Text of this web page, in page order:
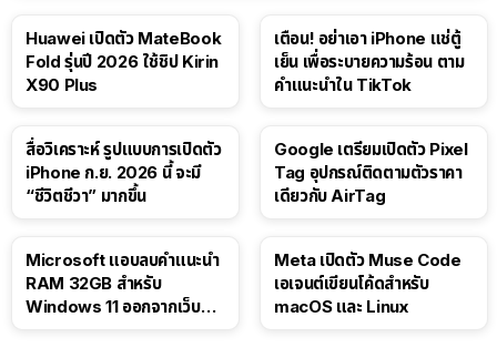
Huawei เปิดตัว MateBook
Fold รุ่นปี 2026 ใช้ชิป Kirin
X90 Plus
เตือน! อย่าเอา iPhone แช่ตู้
เย็น เพื่อระบายความร้อน ตาม
คำแนะนำใน TikTok
สื่อวิเคราะห์ รูปแบบการเปิดตัว
iPhone ก.ย. 2026 นี้ จะมี
“ชีวิตชีวา” มากขึ้น
Google เตรียมเปิดตัว Pixel
Tag อุปกรณ์ติดตามตัวราคา
เดียวกับ AirTag
Microsoft แอบลบคำแนะนำ
RAM 32GB สำหรับ
Windows 11 ออกจากเว็บตัว
Meta เปิดตัว Muse Code
เอเจนต์เขียนโค้ดสำหรับ
macOS และ Linux